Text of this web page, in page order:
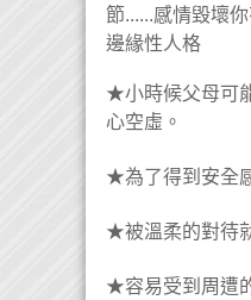
節......感情毀壞
邊緣性人格
★小時候父母可
心空虛。
★為了得到安全
★被溫柔的對待
★容易受到周遭